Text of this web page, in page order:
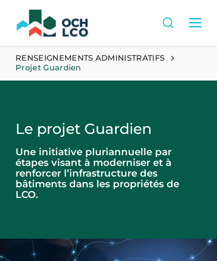
RENSEIGNEMENTS ADMINISTRATIFS
Projet Guardien
Le projet Guardien
Une initiative pluriannuelle par
étapes visant à moderniser et à
renforcer l’infrastructure des
bâtiments dans les propriétés de
LCO.